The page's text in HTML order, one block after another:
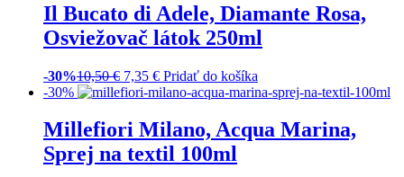
Il Bucato di Adele, Diamante Rosa,
Osviežovač látok 250ml
-30%10,50€ 7,35 € Pridať do košíka
-30%
Millefiori Milano, Acqua Marina,
Sprej na textil 100ml